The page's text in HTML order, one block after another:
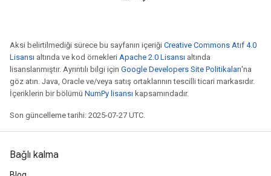
Aksi belirtilmediği sürece bu sayfanın içeriği Creative Commons Atıf 4.0
Lisansı altında ve kod örnekleri Apache 2.0 Lisansı altında
lisanslanmıştır. Ayrıntılı bilgi için Google Developers Site Politikaları'na
göz atın. Java, Oracle ve/veya satış ortaklarının tescilli ticari markasıdır.
İçeriklerin bir bölümü NumPy lisansı kapsamındadır.
Son güncelleme tarihi: 2025-07-27 UTC.
Bağlı kalma